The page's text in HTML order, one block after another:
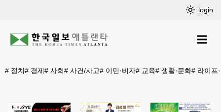
login
# 정치# 경제# 사회# 사건/사고# 이민·비자# 교육# 생활·문화# 라이프